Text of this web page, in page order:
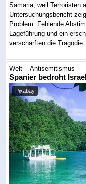
Samaria, weil Terroristen
Untersuchungsbericht
Problem. Fehlende
Lageführung und ein
verschärften die
Welt -- Antisemitismus
Spanier bedroht
Pixabay